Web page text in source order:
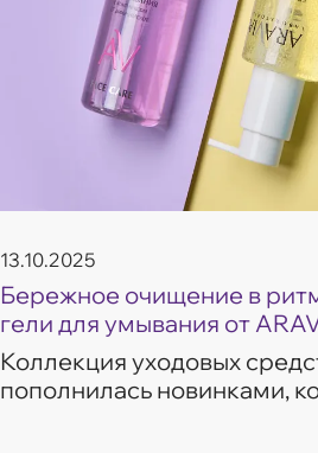
13.10.2025
Бережное очищение в
гели для умывания от
Коллекция уходовых
пополнилась новинками,